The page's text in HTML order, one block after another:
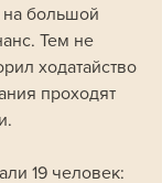
на большой
Тем не
ходатайство
проходят
19 человек: